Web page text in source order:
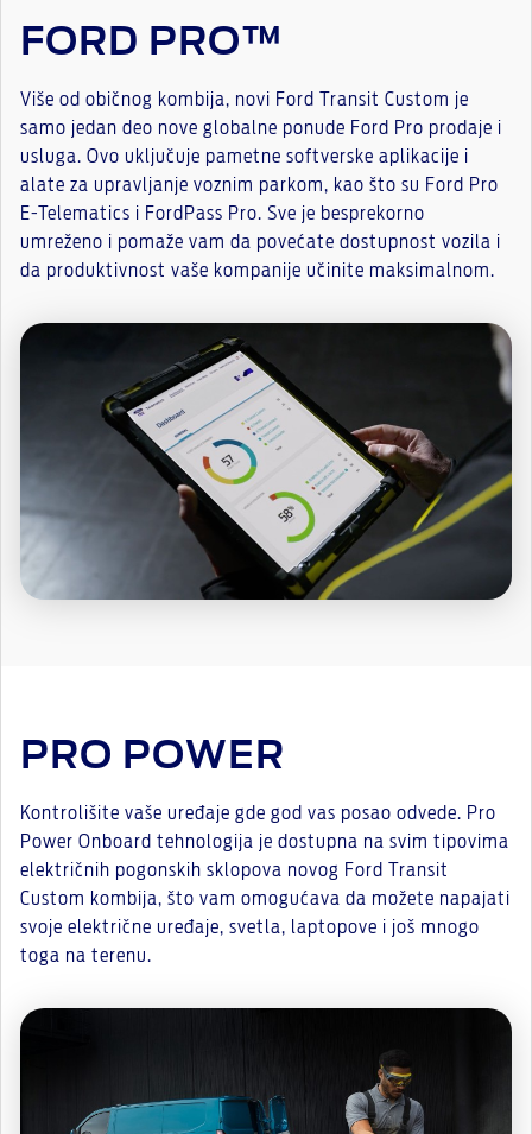
FORD PRO™
Više od običnog kombija, novi Ford Transit Custom je
samo jedan deo nove globalne ponude Ford Pro prodaje i
usluga. Ovo uključuje pametne softverske aplikacije i
alate za upravljanje voznim parkom, kao što su Ford Pro
E-Telematics i FordPass Pro. Sve je besprekorno
umreženo i pomaže vam da povećate dostupnost vozila i
da produktivnost vaše kompanije učinite maksimalnom.
PRO POWER
Kontrolišite vaše uređaje gde god vas posao odvede. Pro
Power Onboard tehnologija je dostupna na svim tipovima
električnih pogonskih sklopova novog Ford Transit
Custom kombija, što vam omogućava da možete napajati
svoje električne uređaje, svetla, laptopove i još mnogo
toga na terenu.